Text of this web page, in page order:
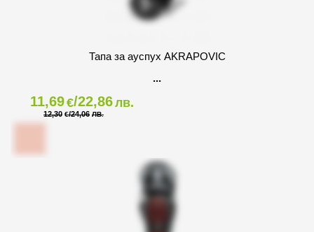
Тапа за ауспух AKRAPOVIC
11,69€/22,86лв.
12,30 €/24,06 ЛВ.